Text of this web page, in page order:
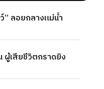
“ ลอยกลางแม่น้ำ
ผู้เสียชีวิตกราดยิง